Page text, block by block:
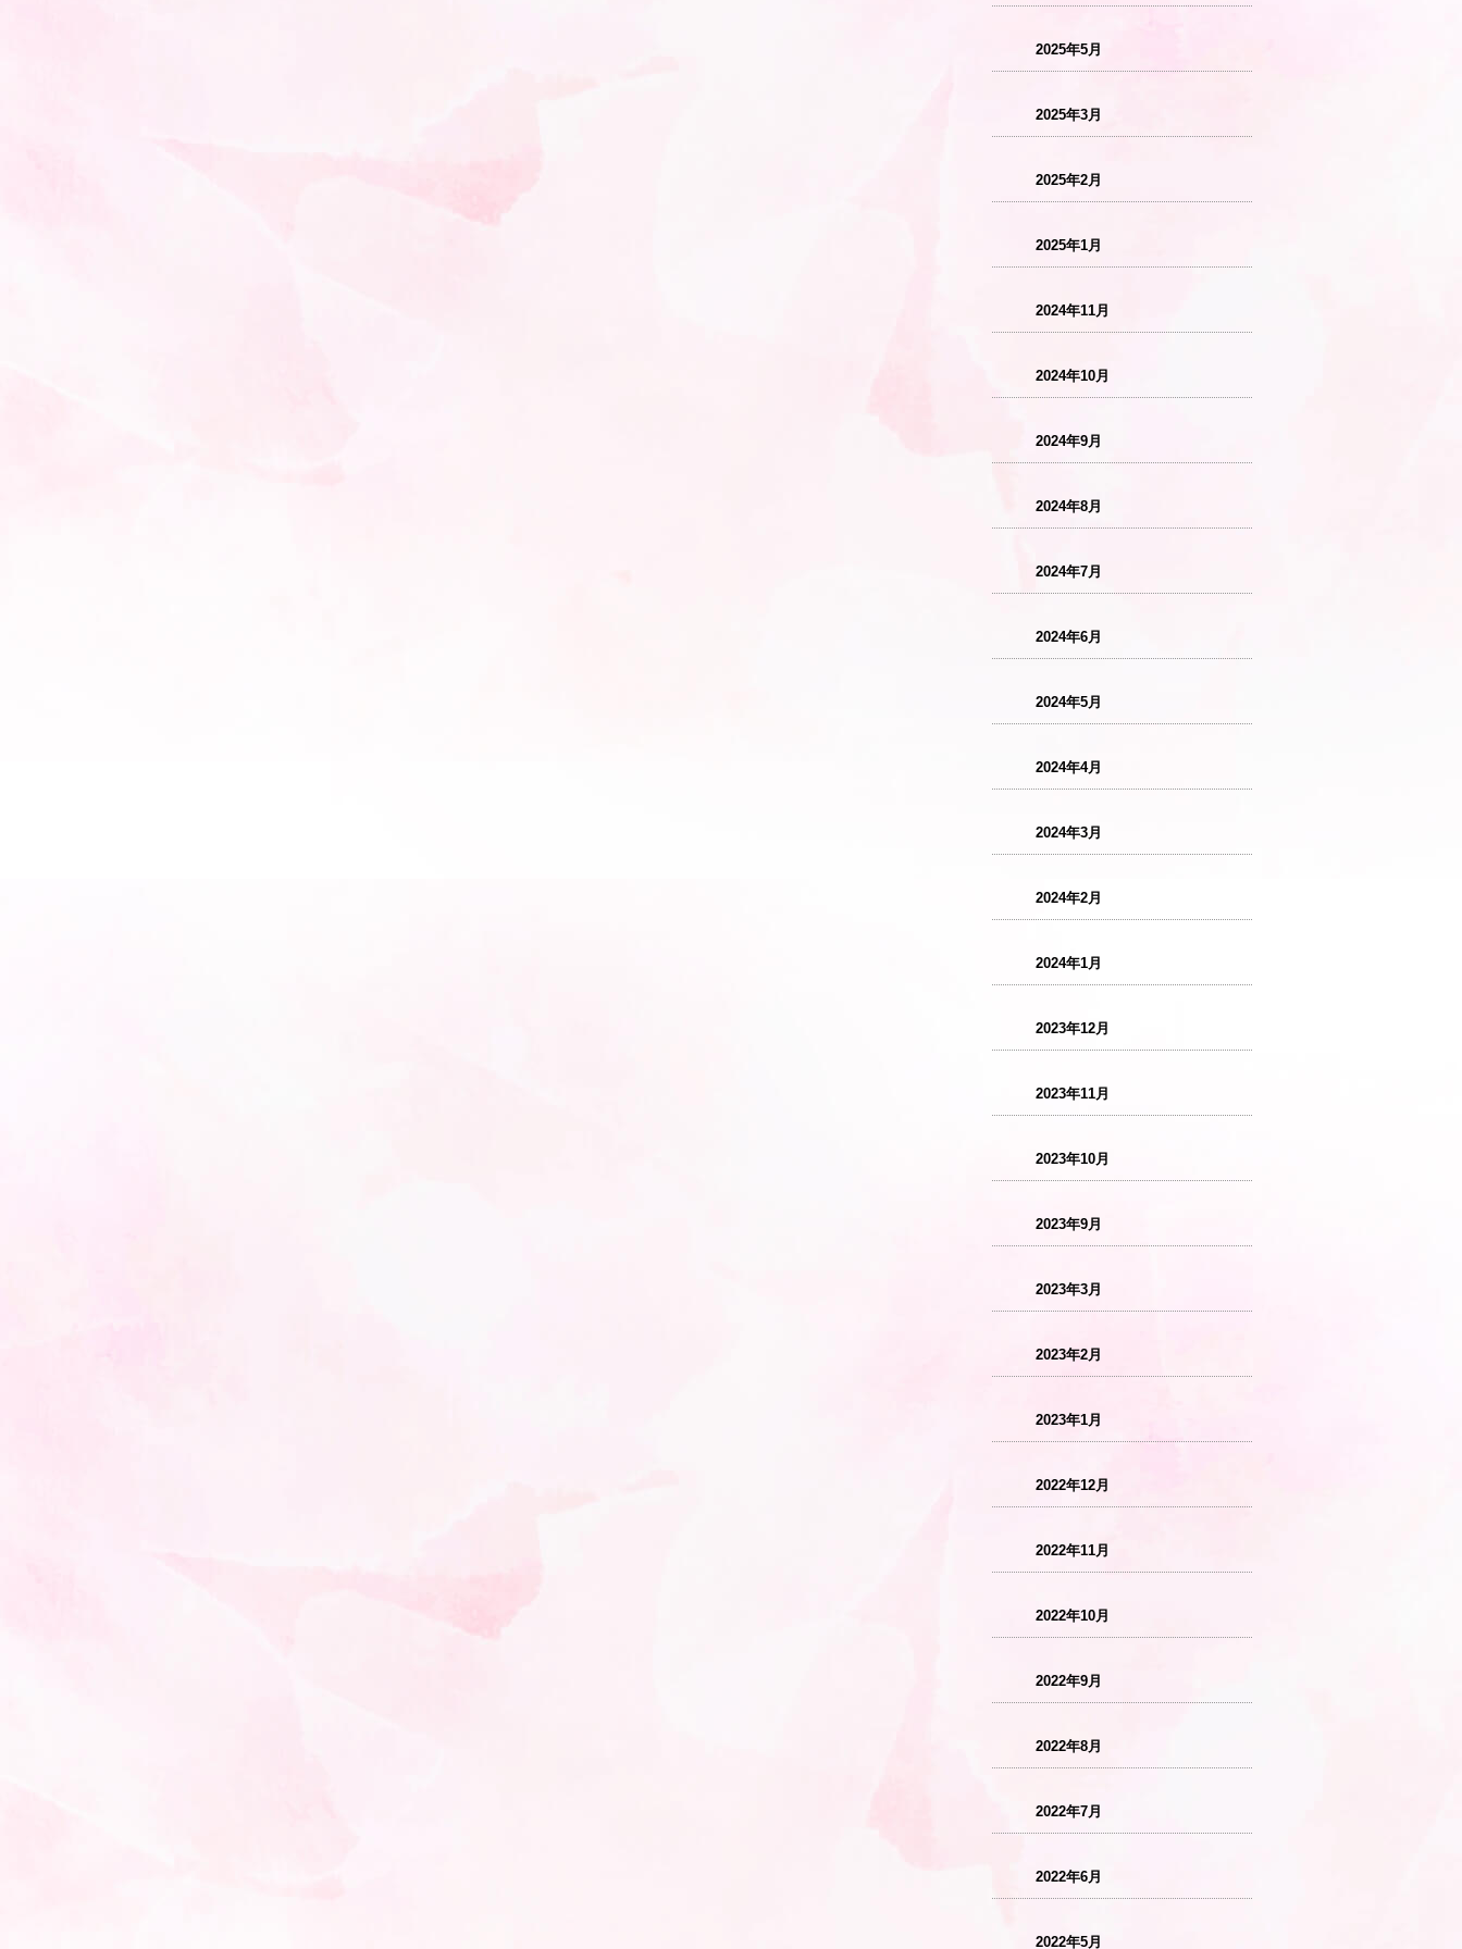
2025年5月
2025年3月
2025年2月
2025年1月
2024年11月
2024年10月
2024年9月
2024年8月
2024年7月
2024年6月
2024年5月
2024年4月
2024年3月
2024年2月
2024年1月
2023年12月
2023年11月
2023年10月
2023年9月
2023年3月
2023年2月
2023年1月
2022年12月
2022年11月
2022年10月
2022年9月
2022年8月
2022年7月
2022年6月
2022年5月